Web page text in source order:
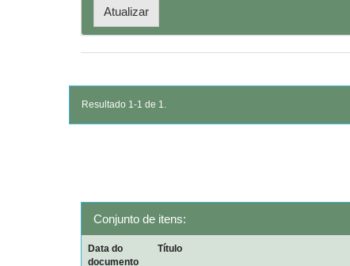
Resultado 1-1 de 1.
Conjunto de itens:
Data do
documento
Título